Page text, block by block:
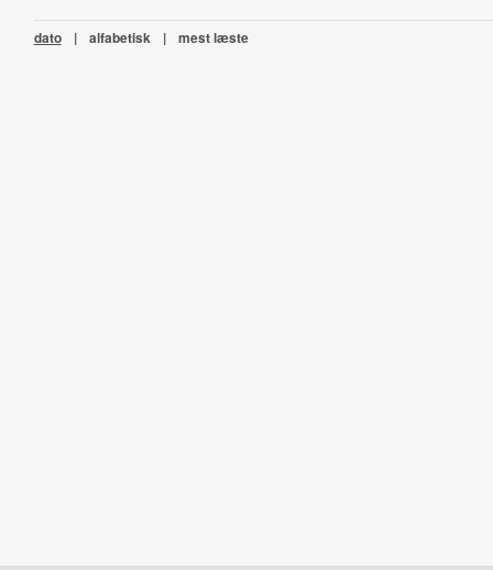
dato | alfabetisk | mest læste